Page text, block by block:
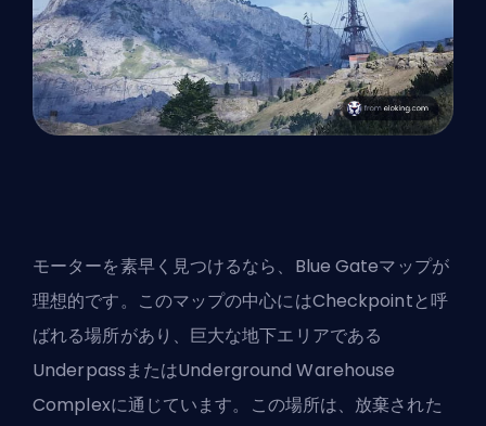
モーターを素早く見つけるなら、Blue Gateマップが
理想的です。このマップの中心にはCheckpointと呼
ばれる場所があり、巨大な地下エリアである
UnderpassまたはUnderground Warehouse
Complexに通じています。この場所は、放棄された